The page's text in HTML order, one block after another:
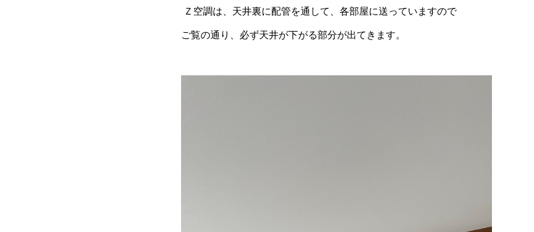
Ｚ空調は、天井裏に配管を通して、各部屋に送っていますので
ご覧の通り、必ず天井が下がる部分が出てきます。